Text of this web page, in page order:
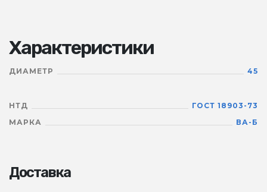
Характеристики
ДИАМЕТР 45
НТД
ГОСТ 18903-73
МАРКА
ВА-Б
Доставка